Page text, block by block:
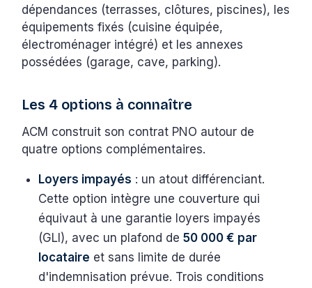
dépendances (terrasses, clôtures, piscines), les
équipements fixés (cuisine équipée,
électroménager intégré) et les annexes
possédées (garage, cave, parking).
Les 4 options à connaître
ACM construit son contrat PNO autour de
quatre options complémentaires.
Loyers impayés : un atout différenciant.
Cette option intègre une couverture qui
équivaut à une garantie loyers impayés
(GLI), avec un plafond de50 000 € par
locataire et sans limite de durée
d'indemnisation prévue. Trois conditions